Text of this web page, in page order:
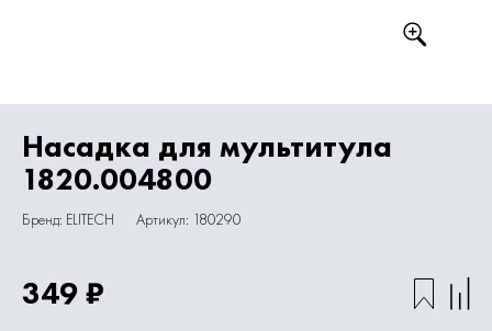
Насадка для мультитула
1820.004800
Бренд: ELITECH Артикул: 180290
349 ₽